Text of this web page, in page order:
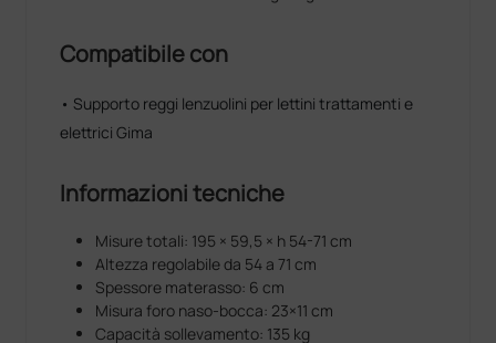
Compatibile con
• Supporto reggi lenzuolini per lettini trattamenti e
elettrici Gima
Informazioni tecniche
Misure totali: 195 × 59,5 × h 54-71 cm
Altezza regolabile da 54 a 71 cm
Spessore materasso: 6 cm
Misura foro naso-bocca: 23×11 cm
Capacità sollevamento: 135 kg